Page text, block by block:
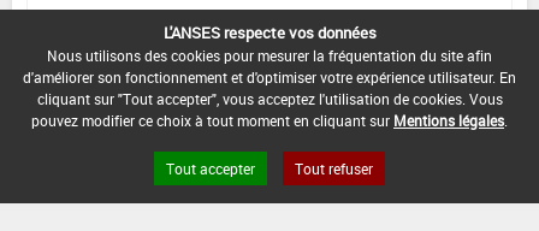
DATE DE RETRAIT DE L'USAGE :
30/06/2020
DATE DE FIN DE DISTRIBUTION :
31/12/2020
DATE DE FIN D'UTILISATION :
31/12/2020
L'ANSES respecte vos données
Nous utilisons des cookies pour mesurer la fréquentation du site afin
d'améliorer son fonctionnement et d'optimiser votre expérience utilisateur. En
cliquant sur "Tout accepter", vous acceptez l'utilisation de cookies. Vous
pouvez modifier ce choix à tout moment en cliquant sur Mentions légales
Tout accepter Tout refuser